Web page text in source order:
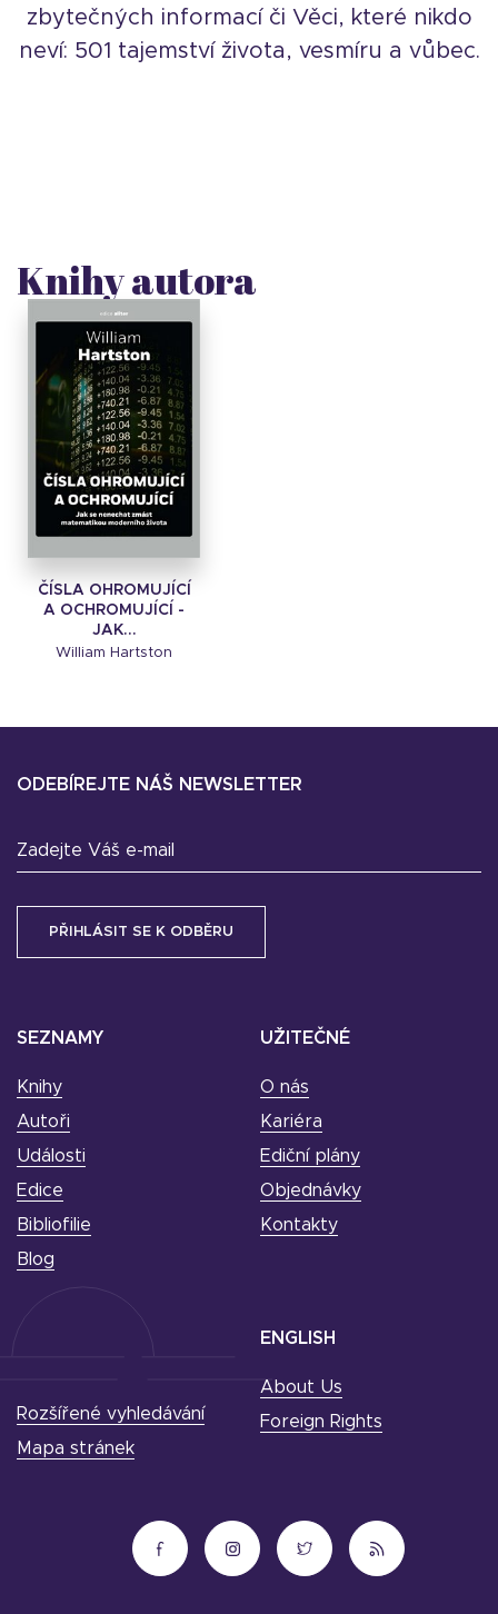
zbytečných informací či Věci, které nikdo
neví: 501 tajemství života, vesmíru a vůbec.
Knihy autora
ČÍSLA OHROMUJÍCÍ
A OCHROMUJÍCÍ -
JAK...
William Hartston
SEZNAMY
Knihy
Autoři
Události
Edice
Bibliofilie
Blog
UŽITEČNÉ
O nás
Kariéra
Ediční plány
Objednávky
Kontakty
ODEBÍREJTE NÁŠ NEWSLETTER
Zadejte Váš e-mail
ENGLISH
About Us
Foreign Rights
Rozšířené vyhledávání
Mapa stránek